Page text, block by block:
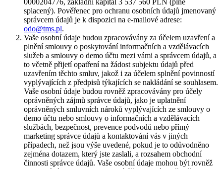
0000204776, základní kapitál 3 537 560 PLN (plně
splacený). Pověřenec pro ochranu osobních údajů jmenovaný
správcem údajů je k dispozici na e-mailové adrese:
odo@tms.pl.
Vaše osobní údaje budou zpracovávány za účelem uzavření a
plnění smlouvy o poskytování informačních a vzdělávacích
služeb a smlouvy o demo účtu mezi vámi a správcem údajů, a
to včetně přijetí opatření na žádost subjektu údajů před
uzavřením těchto smluv, jakož i za účelem splnění povinností
vyplývajících z předpisů týkajících se nakládání se souhlasem.
Vaše osobní údaje budou rovněž zpracovávány pro účely
oprávněných zájmů správce údajů, jako je uplatnění
oprávněných smluvních nároků vyplývajících ze smlouvy o
demo účtu nebo smlouvy o informačních a vzdělávacích
službách, bezpečnost, prevence podvodů nebo přímý
marketing správce údajů a kontaktování vás v jiných
případech, než jsou výše uvedené, pokud je to odůvodněno
zejména dotazem, který jste zaslali, a rozsahem obchodní
činnosti správce údajů. Vaše osobní údaje mohou být rovněž